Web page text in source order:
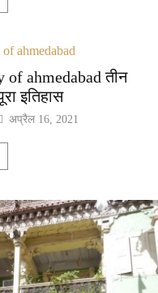
of ahmedabad तीन
इतिहास
अप्रैल 16, 2021